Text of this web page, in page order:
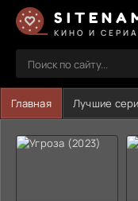
КИНО И
Главная Лучшие